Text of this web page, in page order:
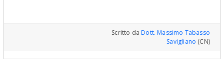
Scritto daDott. Massimo Tabasso
Savigliano (CN)